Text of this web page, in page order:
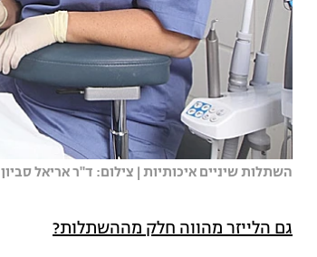
השתלות שיניים איכותיות | צילום: ד"ר אריאל סביון
גם הלייזר מהווה חלק מההשתלות?